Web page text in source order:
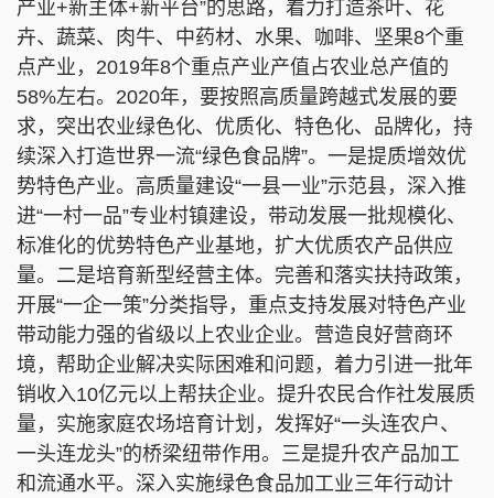
产业+新主体+新平台”的思路，着力打造茶叶、花
卉、蔬菜、肉牛、中药材、水果、咖啡、坚果8个重
点产业，2019年8个重点产业产值占农业总产值的
58%左右。2020年，要按照高质量跨越式发展的要
求，突出农业绿色化、优质化、特色化、品牌化，持
续深入打造世界一流“绿色食品牌”。一是提质增效优
势特色产业。高质量建设“一县一业”示范县，深入推
进“一村一品”专业村镇建设，带动发展一批规模化、
标准化的优势特色产业基地，扩大优质农产品供应
量。二是培育新型经营主体。完善和落实扶持政策，
开展“一企一策”分类指导，重点支持发展对特色产业
带动能力强的省级以上农业企业。营造良好营商环
境，帮助企业解决实际困难和问题，着力引进一批年
销收入10亿元以上帮扶企业。提升农民合作社发展质
量，实施家庭农场培育计划，发挥好“一头连农户、
一头连龙头”的桥梁纽带作用。三是提升农产品加工
和流通水平。深入实施绿色食品加工业三年行动计